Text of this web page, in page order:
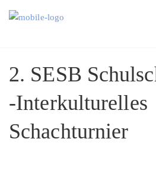
2. SESB
-Interkulturelles
Schachturnier